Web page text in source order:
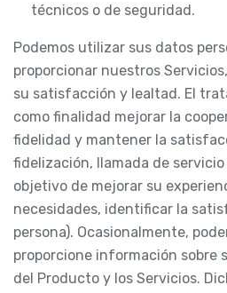
técnicos o de seguridad.
Podemos utilizar sus datos
proporcionar nuestros
su satisfacción y lealtad. El
como finalidad mejorar la
fidelidad y mantener la
fidelización, llamada de
objetivo de mejorar su
necesidades, identificar la
persona). Ocasionalmente,
proporcione información sobre
del Producto y los Servicios.